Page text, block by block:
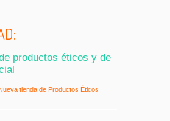
tienda de Productos Éticos